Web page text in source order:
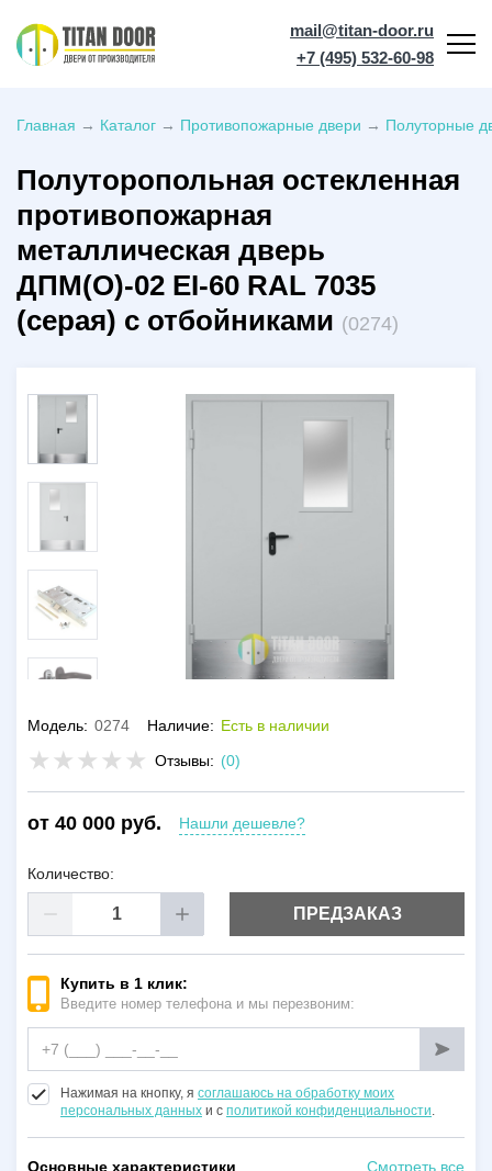
mail@titan-door.ru
+7 (495) 532-60-98
Главная → Каталог → Противопожарные двери → Полуторные
Полуторопольная остекленная
противопожарная
металлическая дверь
ДПМ(О)-02 EI-60 RAL 7035
(серая) с отбойниками (0274)
Модель: 0274 Наличие: Есть в наличии
Отзывы: (0)
от 40 000 руб. Нашли дешевле?
Количество:
ПРЕДЗАКАЗ
Купить в 1 клик:
Введите номер телефона и мы перезвоним:
Нажимая на кнопку, я соглашаюсь на обработку моих
персональных данных и с политикой конфиденциальности.
Основные характеристики Смотреть все